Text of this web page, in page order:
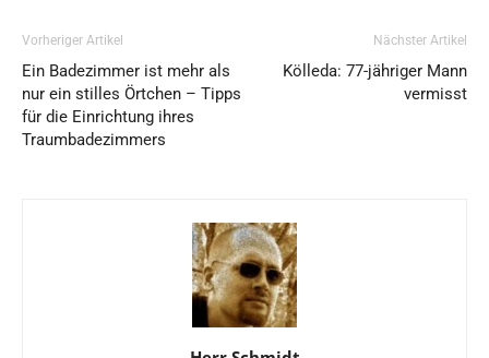
Vorheriger Artikel
Ein Badezimmer ist mehr als
nur ein stilles Örtchen – Tipps
für die Einrichtung ihres
Traumbadezimmers
Nächster Artikel
Kölleda: 77-jähriger Mann
vermisst